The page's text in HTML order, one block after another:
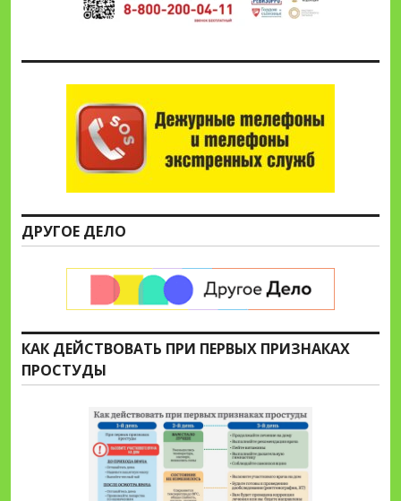
ДРУГОЕ ДЕЛО
КАК ДЕЙСТВОВАТЬ ПРИ ПЕРВЫХ ПРИЗНАКАХ
ПРОСТУДЫ